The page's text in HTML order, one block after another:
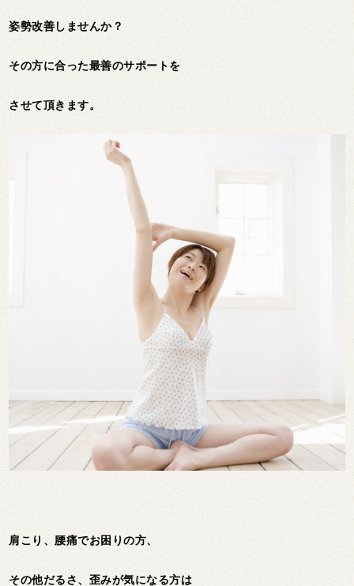
姿勢改善しませんか？
その方に合った最善のサポートを
させて頂きます。
肩こり、腰痛でお困りの方、
その他だるさ、歪みが気になる方は